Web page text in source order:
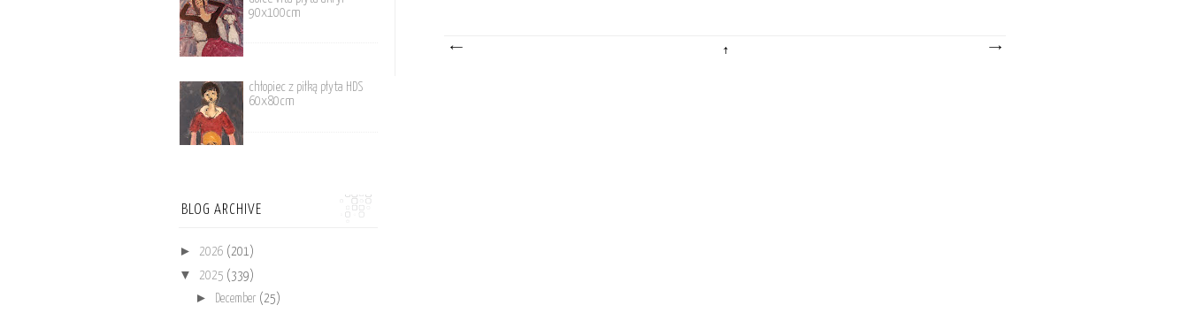
90x100cm
chłopiec z piłką płyta HDS
60x80cm
BLOG ARCHIVE
► 2026 (201)
▼ 2025 (339)
► December (25)